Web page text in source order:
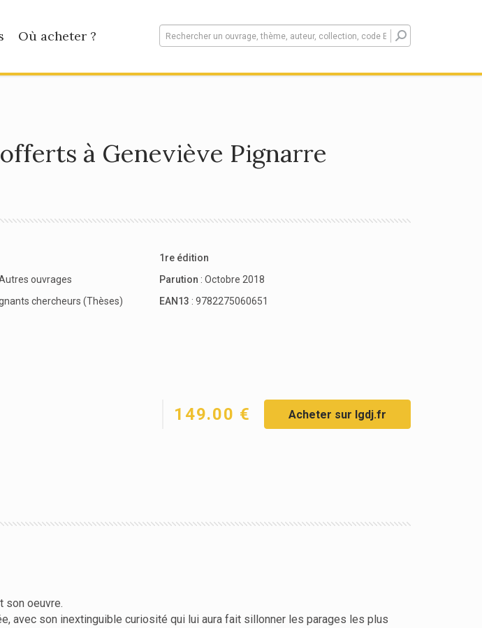
Où acheter ?
à Geneviève Pignarre
ouvrages
chercheurs (Thèses)
1re édition
Parution : Octobre 2018
EAN13 : 9782275060651
149.00 € Acheter sur lgdj.fr
son oeuvre.
avec son inextinguible curiosité qui lui aura fait sillonner les parages les plus